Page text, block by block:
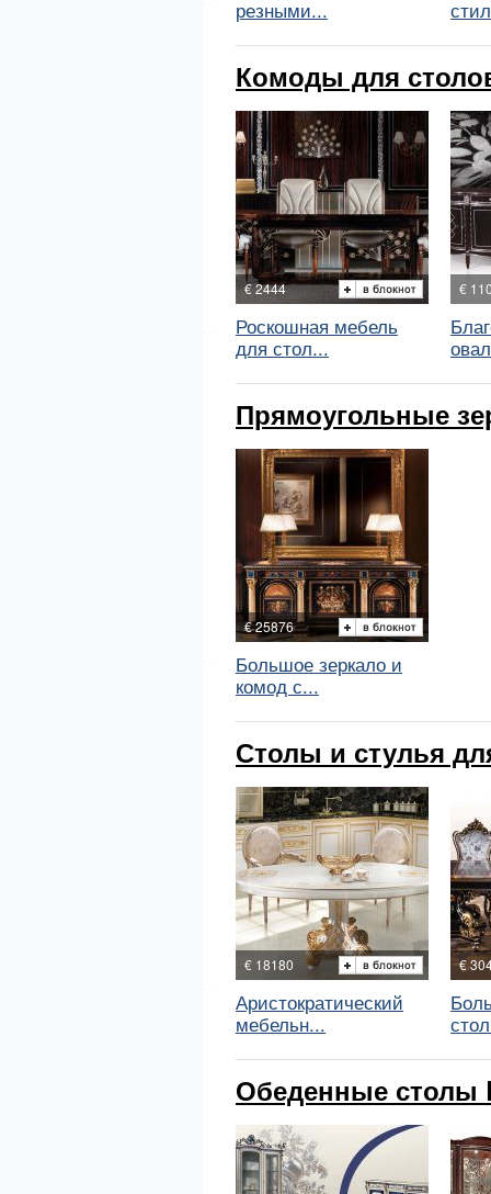
резными...
Комоды для
€ 2444
Роскошная мебель
для стол...
€
Прямоугольные
€ 25876
Большое зеркало и
комод с...
Столы и стулья
€ 18180
Аристократический
мебельн...
€
Обеденные столы